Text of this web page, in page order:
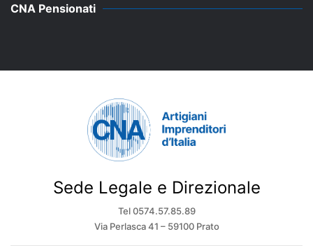
CNA Pensionati
Sede Legale e Direzionale
Tel 0574.57.85.89
Via Perlasca 41 – 59100 Prato